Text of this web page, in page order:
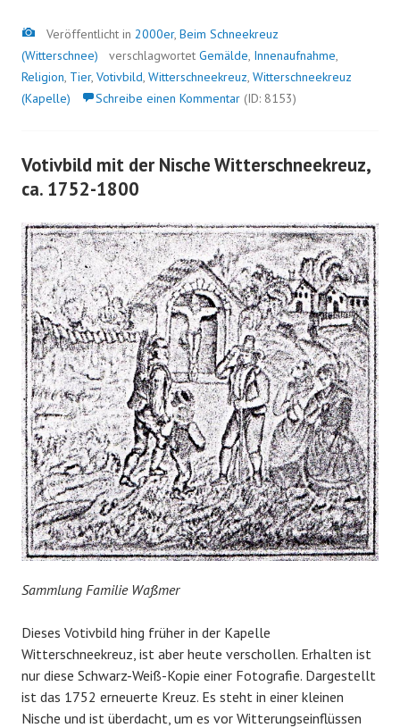
Bild
Veröffentlicht in 2000er, Beim Schneekreuz
(Witterschnee)
verschlagwortet Gemälde, Innenaufnahme,
Religion, Tier, Votivbild, Witterschneekreuz, Witterschneekreuz
(Kapelle)
Schreibe einen Kommentar (ID: 8153)
Votivbild mit der Nische Witterschneekreuz,
ca. 1752-1800
Sammlung Familie Waßmer
Dieses Votivbild hing früher in der Kapelle
Witterschneekreuz, ist aber heute verschollen. Erhalten ist
nur diese Schwarz-Weiß-Kopie einer Fotografie. Dargestellt
ist das 1752 erneuerte Kreuz. Es steht in einer kleinen
Nische und ist überdacht, um es vor Witterungseinflüssen